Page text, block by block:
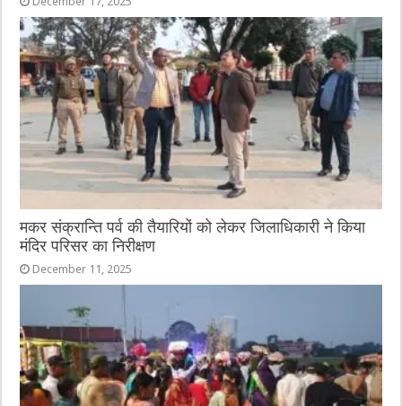
मकर संक्रान्ति पर्व की तैयारियों को लेकर जिलाधिकारी ने किया
मंदिर परिसर का निरीक्षण
December 11, 2025